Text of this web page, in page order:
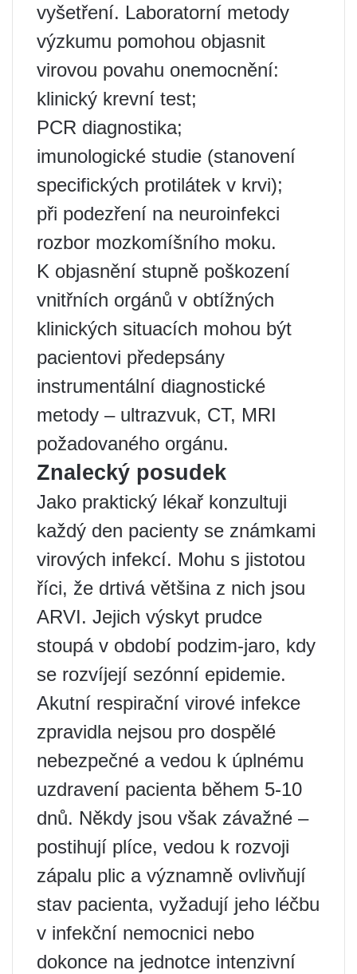
vyšetření. Laboratorní metody
výzkumu pomohou objasnit
virovou povahu onemocnění:
klinický krevní test;
PCR diagnostika;
imunologické studie (stanovení
specifických protilátek v krvi);
při podezření na neuroinfekci
rozbor mozkomíšního moku.
K objasnění stupně poškození
vnitřních orgánů v obtížných
klinických situacích mohou být
pacientovi předepsány
instrumentální diagnostické
metody – ultrazvuk, CT, MRI
požadovaného orgánu.
Znalecký posudek
Jako praktický lékař konzultuji
každý den pacienty se známkami
virových infekcí. Mohu s jistotou
říci, že drtivá většina z nich jsou
ARVI. Jejich výskyt prudce
stoupá v období podzim-jaro, kdy
se rozvíjejí sezónní epidemie.
Akutní respirační virové infekce
zpravidla nejsou pro dospělé
nebezpečné a vedou k úplnému
uzdravení pacienta během 5-10
dnů. Někdy jsou však závažné –
postihují plíce, vedou k rozvoji
zápalu plic a významně ovlivňují
stav pacienta, vyžadují jeho léčbu
v infekční nemocnici nebo
dokonce na jednotce intenzivní